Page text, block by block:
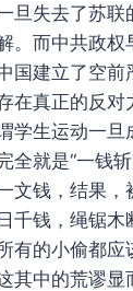
旦失去了苏联
。而中共政权
国建立了空前
在真正的反对
学生运动一旦
就是“一钱斩
文钱，结果，
千钱，绳锯木
有的小偷都应
其中的荒谬显